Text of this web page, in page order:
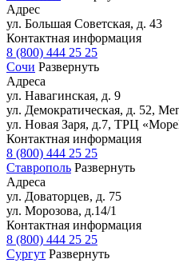
Адрес
ул. Большая Советская, д. 43
Контактная информация
8 (800) 444 25 25
Сочи Развернуть
Адреса
ул. Навагинская, д. 9
ул. Демократическая, д. 52,
ул. Новая Заря, д.7, ТРЦ
Контактная информация
8 (800) 444 25 25
Ставрополь Развернуть
Адреса
ул. Доваторцев, д. 75
ул. Морозова, д.14/1
Контактная информация
8 (800) 444 25 25
Сургут Развернуть